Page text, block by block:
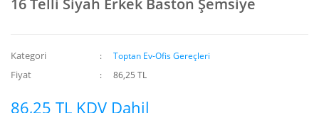
16 Telli Siyah Erkek Baston Şemsiye
Kategori Toptan Ev-Ofis Gereçleri
Fiyat 86,25 TL
86,25 TL KDV Dahil